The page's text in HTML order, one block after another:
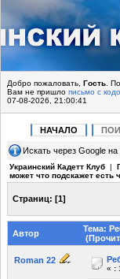
Добро пожаловать, Гость .
Вам не пришло письмо с
07-08-2026, 21:00:41
НАЧАЛО
Искать через Google
Украинский Кадетт Клуб |
может что подскажет есть
Страниц: [1]
Автор
Тема:
Roman 22
« :